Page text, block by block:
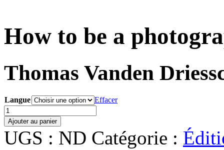
How to be a
Thomas Vanden
Langue
Effacer
quantité
de
How
be
Ajouter au panier
UGS : ND Catégorie :